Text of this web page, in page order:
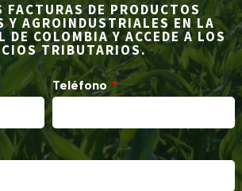
FACTURAS DE PRODUCTOS
Y AGROINDUSTRIALES EN LA
DE COLOMBIA Y ACCEDE A LOS
TRIBUTARIOS.
Teléfono